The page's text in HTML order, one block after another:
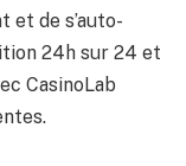
et de s’auto-
24h sur 24 et
CasinoLab